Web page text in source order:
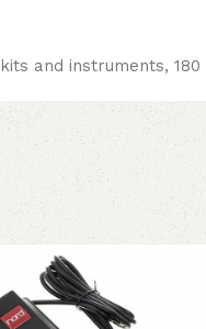
and instruments,